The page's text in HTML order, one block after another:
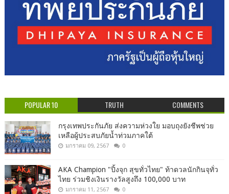
POPULAR 10 TRUTH COMMENTS
กรุงเทพประกันภัย ส่งความห่วงใย มอบถุงยังชีพช่วย
เหลือผู้ประสบภัยน้ำท่วมภาคใต้
มกราคม 09, 2567 0
AKA Champion "ปิ้งจุก สุขทั่วไทย" ท้าดวลนักกินจุทั่ว
ไทย ร่วมชิงเงินรางวัลสูงถึง 100,000 บาท
มกราคม 11, 2567 0